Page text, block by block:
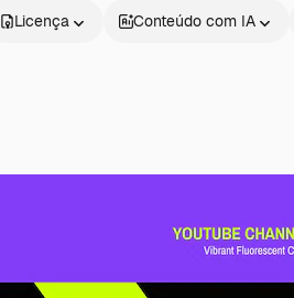
Licença Conteúdo com IA